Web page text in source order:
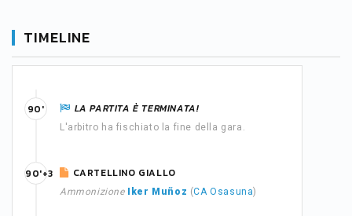
TIMELINE
LA PARTITA È TERMINATA!
L'arbitro ha fischiato la fine della gara.
90'
CARTELLINO GIALLO
Ammonizione Iker Muñoz (CA Osasuna)
90'+3